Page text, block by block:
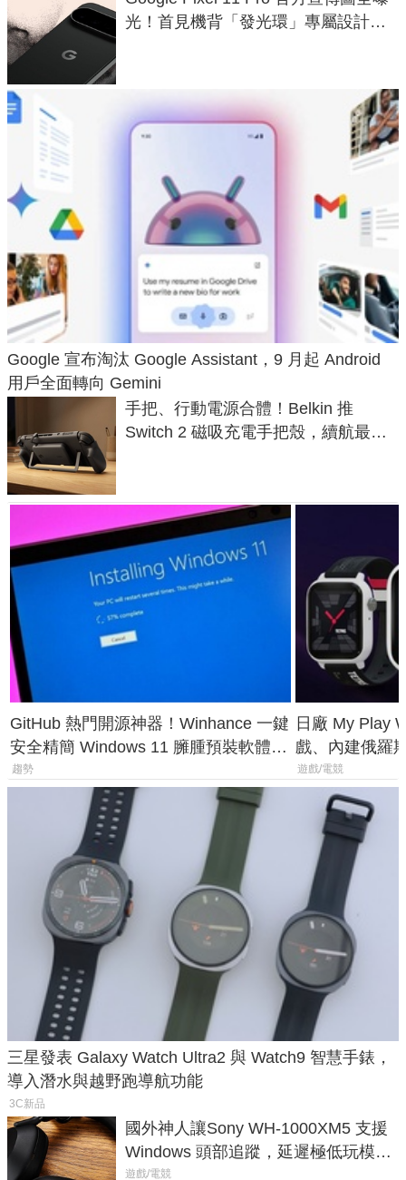
光！首見機背「發光環」專屬設計、
Google 宣布淘汰 Google Assistant，9 月起 Android
用戶全面轉向 Gemini
手把、行動電源合體！Belkin 推
Switch 2 磁吸充電手把殼，續航最高
GitHub 熱門開源神器！Winhance 一鍵
安全精簡 Windows 11 臃腫預裝軟體與
後台追蹤
趨勢
日廠 My Play
戲、內建俄羅
過竟然不能連
遊戲/電競
三星發表 Galaxy Watch Ultra2 與 Watch9 智慧手錶，
導入潛水與越野跑導航功能
3C新品
國外神人讓Sony WH-1000XM5 支援
Windows 頭部追蹤，延遲極低玩模擬
飛行超有感
遊戲/電競